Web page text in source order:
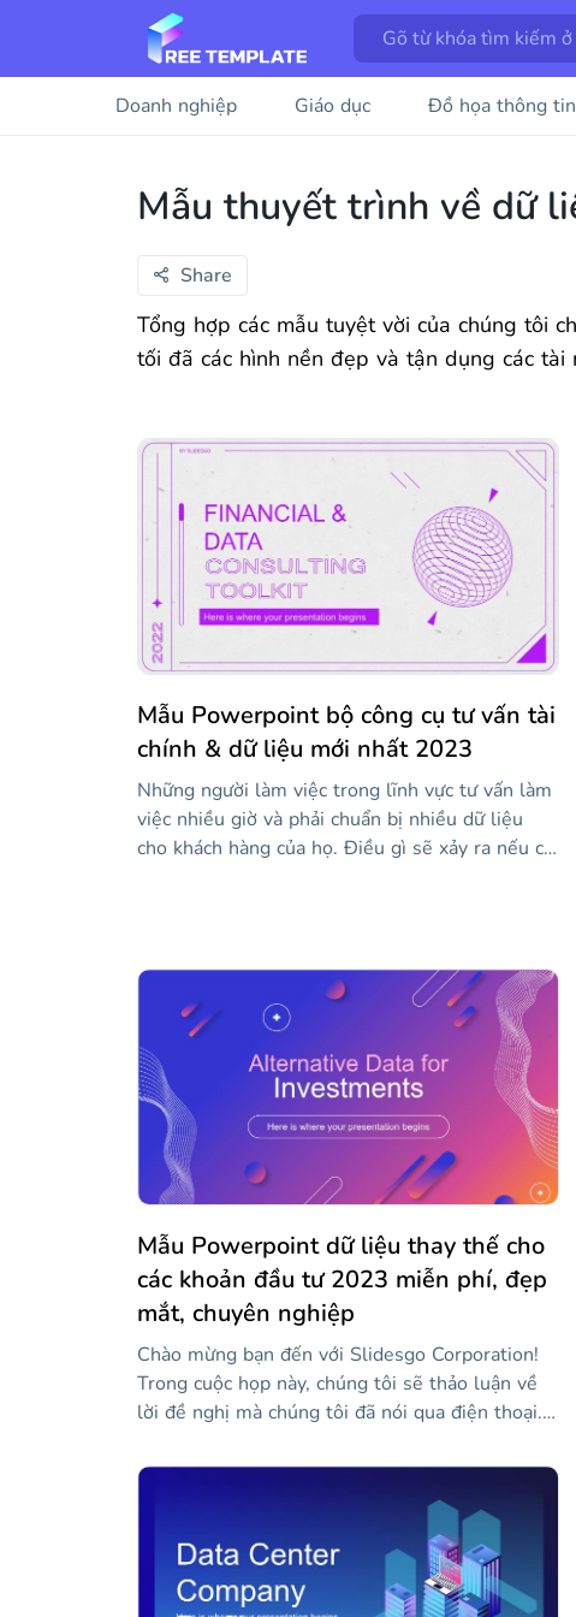
Doanh nghiệp Giáo dục Đồ họa thông tin
Mẫu thuyết trình về dữ
Share
Tổng hợp các mẫu tuyệt vời của chúng tôi
tối đã các hình nền đẹp và tận dụng các
Mẫu Powerpoint bộ công cụ tư vấn tài
chính & dữ liệu mới nhất 2023
Những người làm việc trong lĩnh vực tư vấn làm
việc nhiều giờ và phải chuẩn bị nhiều dữ liệu
cho khách hàng của họ. Điều gì sẽ xảy ra nếu có
công cụ tư vấn dành cho! Khám phá tập hợp các
nguồn lực kinh doanh này để phân tích tư vấn
của bạn và gây ngạc nhiên cho khách hàng của
bạn với các đại diện hiện đại về tài chính của họ!
Mẫu Powerpoint dữ liệu thay thế cho
các khoản đầu tư 2023 miễn phí, đẹp
mắt, chuyên nghiệp
Chào mừng bạn đến với Slidesgo Corporation!
Trong cuộc họp này, chúng tôi sẽ thảo luận về
lời đề nghị mà chúng tôi đã nói qua điện thoại.
ly nước hay một ly cà phê? Alright. Như chúng
tôi đã đồng ý, chúng tôi đang cung cấp một mẫu
kinh doanh đầy đủ các nguồn tài chính. Bởi vì
chúng tôi có mối quan hệ chặt chẽ với công ty
của bạn, chúng tôi cũng đã thêm một thiết kế